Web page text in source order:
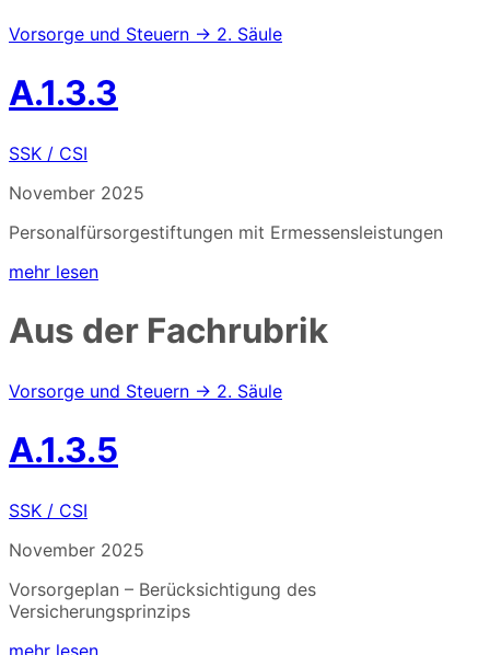
Vorsorge und Steuern → 2. Säule
A.1.3.3
SSK / CSI
November 2025
Personalfürsorgestiftungen mit Ermessensleistungen
mehr lesen
Aus der Fachrubrik
Vorsorge und Steuern → 2. Säule
A.1.3.5
SSK / CSI
November 2025
Vorsorgeplan – Berücksichtigung des
Versicherungsprinzips